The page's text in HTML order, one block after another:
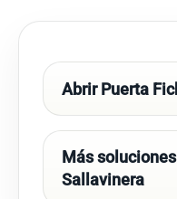
Abrir Puerta
Más
Sallavinera